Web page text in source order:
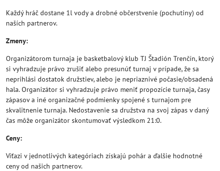
Každý hráč dostane 1l vody a drobné občerstvenie (pochutiny) od
naších partnerov.
Zmeny:
Organizátorom turnaja je basketbalový klub TJ Štadión Trenčín, ktorý
si vyhradzuje právo zrušiť alebo presunúť turnaj v prípade, že sa
neprihlási dostatok družstiev, alebo je nepriaznivé počasie/obsadená
hala. Organizátor si vyhradzuje právo meniť propozície turnaja, časy
zápasov a iné organizačné podmienky spojené s turnajom pre
skvalitnenie turnaja. Nedostavenie sa družstva na svoj zápas v daný
čas môže organizátor skontumovať výsledkom 21:0.
Ceny:
Víťazi v jednotlivých kategóriach získajú pohár a ďalšie hodnotné
ceny od našich partnerov.